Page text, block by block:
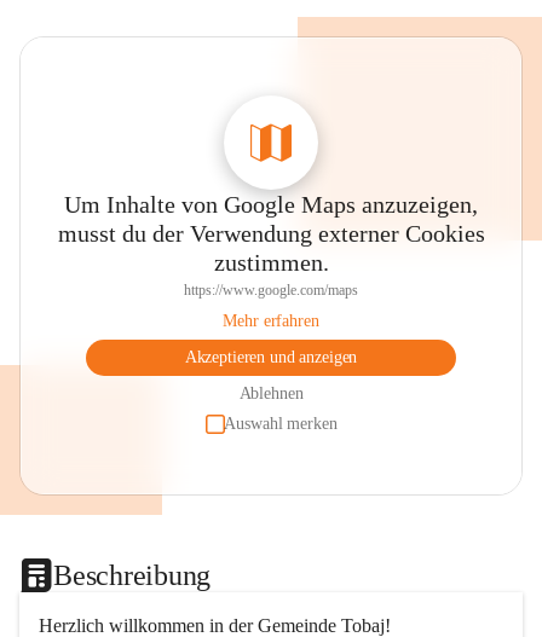
Um Inhalte von Google Maps anzuzeigen,
musst du der Verwendung externer Cookies
zustimmen.
https://www.google.com/maps
Mehr erfahren
Akzeptieren und anzeigen
Ablehnen
Auswahl merken
Beschreibung
Herzlich willkommen in der Gemeinde Tobaj!